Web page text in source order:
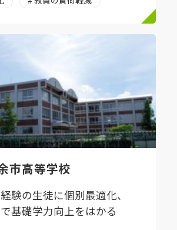
市高等学校
験の生徒に個別最適化、
で基礎学力向上をはかる